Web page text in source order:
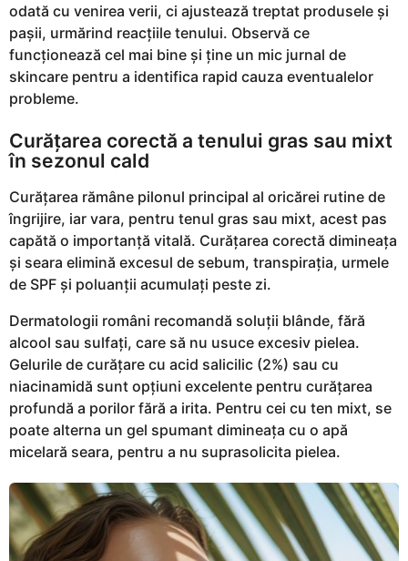
odată cu venirea verii, ci ajustează treptat produsele și
pașii, urmărind reacțiile tenului. Observă ce
funcționează cel mai bine și ține un mic jurnal de
skincare pentru a identifica rapid cauza eventualelor
probleme.
Curățarea corectă a tenului gras sau mixt
în sezonul cald
Curățarea rămâne pilonul principal al oricărei rutine de
îngrijire, iar vara, pentru tenul gras sau mixt, acest pas
capătă o importanță vitală. Curățarea corectă dimineața
și seara elimină excesul de sebum, transpirația, urmele
de SPF și poluanții acumulați peste zi.
Dermatologii români recomandă soluții blânde, fără
alcool sau sulfați, care să nu usuce excesiv pielea.
Gelurile de curățare cu acid salicilic (2%) sau cu
niacinamidă sunt opțiuni excelente pentru curățarea
profundă a porilor fără a irita. Pentru cei cu ten mixt, se
poate alterna un gel spumant dimineața cu o apă
micelară seara, pentru a nu suprasolicita pielea.